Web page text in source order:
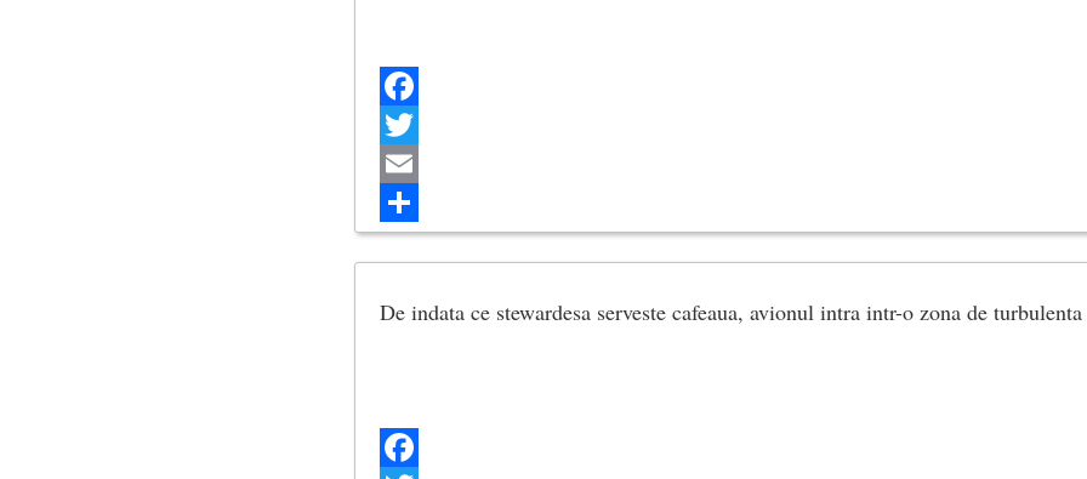
Facebook
Twitter
Email
Share
De indata ce stewardesa serveste cafeaua, avionul intra intr-o zona de